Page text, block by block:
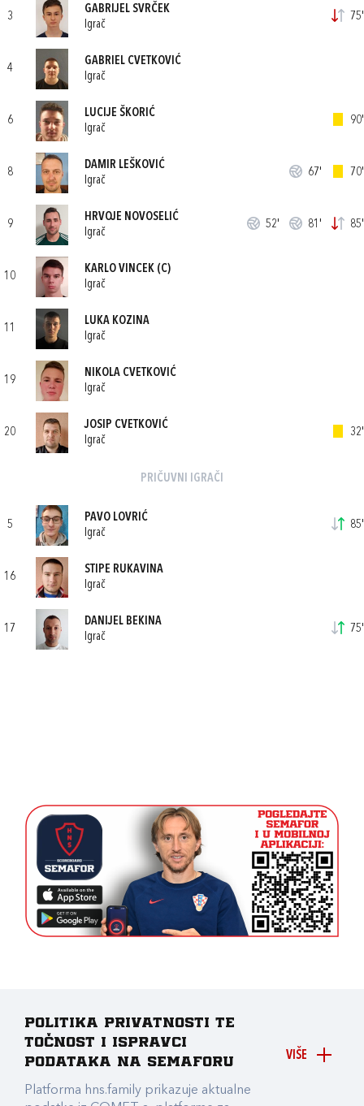
3
GABRIJEL SVRČEK
Igrač
75'
4
GABRIEL CVETKOVIĆ
Igrač
6
LUCIJE ŠKORIĆ
Igrač
90'
8
DAMIR LEŠKOVIĆ
Igrač
67' 70'
9
HRVOJE NOVOSELIĆ
Igrač
52' 81' 85'
10
KARLO VINCEK (C)
Igrač
11
LUKA KOZINA
Igrač
19
NIKOLA CVETKOVIĆ
Igrač
20
JOSIP CVETKOVIĆ
Igrač
32'
PRIČUVNI IGRAČI
5
PAVO LOVRIĆ
Igrač
85'
16
STIPE RUKAVINA
Igrač
17
DANIJEL BEKINA
Igrač
75'
VIŠE
Politika privatnosti te
točnost i ispravci
podataka na Semaforu
Platforma hns.family prikazuje aktualne